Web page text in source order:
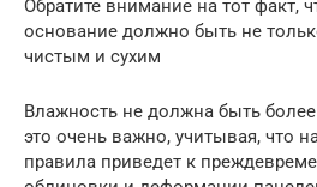
Обратите внимание на тот факт,
основание должно быть не
чистым и сухим
Влажность не должна быть
это очень важно, учитывая, что
правила приведет к